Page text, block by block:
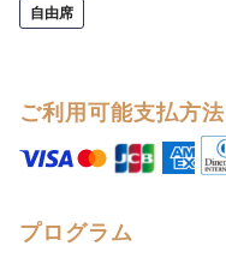
自由席
ご利用可能支払方法
プログラム